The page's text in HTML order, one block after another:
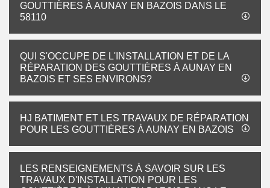
GOUTTIÈRES À AUNAY EN BAZOIS DANS LE
58110
QUI S'OCCUPE DE L'INSTALLATION ET DE LA
RÉPARATION DES GOUTTIÈRES À AUNAY EN
BAZOIS ET SES ENVIRONS?
HJ BATIMENT ET LES TRAVAUX DE RÉPARATION
POUR LES GOUTTIÈRES À AUNAY EN BAZOIS
LES RENSEIGNEMENTS À SAVOIR SUR LES
TRAVAUX D'INSTALLATION POUR LES